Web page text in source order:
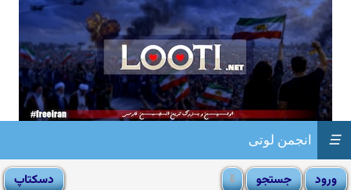
انجمن لوتی ☰